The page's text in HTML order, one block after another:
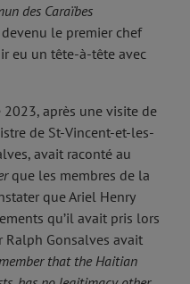
des Caraïbes
devenu le premier chef
eu un tête-à-tête avec
après une visite de
de St-Vincent-et-les-
avait raconté au
que les membres de la
que Ariel Henry
qu’il avait pris lors
Ralph Gonsalves avait
that the Haitian